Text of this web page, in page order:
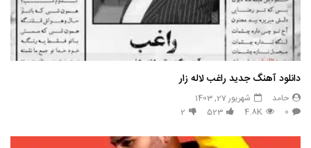
دانلود آهنگ جدید راغب لاله زار
حامد
شهریور 27, 1403
0
4.8K
523
2